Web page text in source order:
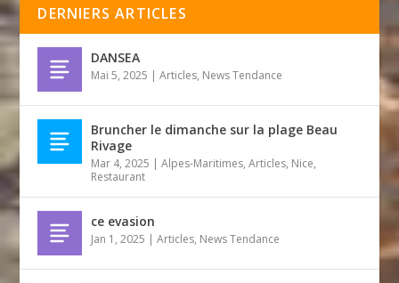
DERNIERS ARTICLES
DANSEA
Mai 5, 2025 |Articles, News Tendance
Bruncher le dimanche sur la plage Beau
Rivage
Mar 4, 2025 |Alpes-Maritimes,Articles, Nice,
Restaurant
ce evasion
Jan 1, 2025 |Articles, News Tendance